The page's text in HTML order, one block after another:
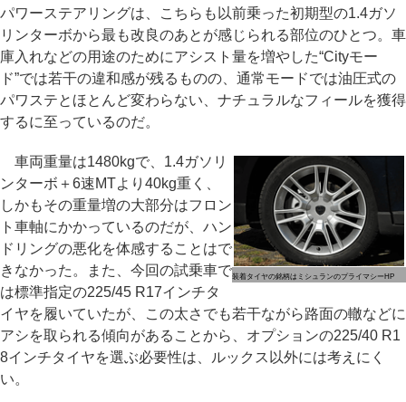
パワーステアリングは、こちらも以前乗った初期型の1.4ガソ
リンターボから最も改良のあとが感じられる部位のひとつ。車
庫入れなどの用途のためにアシスト量を増やした“Cityモー
ド”では若干の違和感が残るものの、通常モードでは油圧式の
パワステとほとんど変わらない、ナチュラルなフィールを獲得
するに至っているのだ。
装着タイヤの銘柄はミシュランのプライマシーHP
車両重量は1480kgで、1.4ガソリ
ンターボ＋6速MTより40kg重く、
しかもその重量増の大部分はフロン
ト車軸にかかっているのだが、ハン
ドリングの悪化を体感することはで
きなかった。また、今回の試乗車で
は標準指定の225/45 R17インチタ
イヤを履いていたが、この太さでも若干ながら路面の轍などに
アシを取られる傾向があることから、オプションの225/40 R1
8インチタイヤを選ぶ必要性は、ルックス以外には考えにく
い。